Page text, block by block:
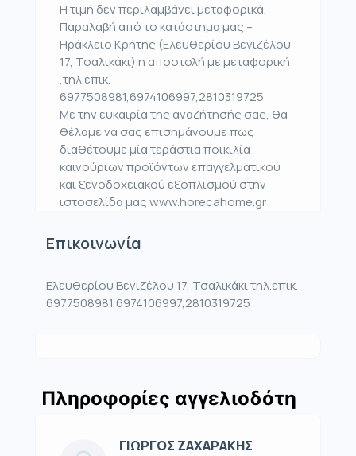
Η τιμή δεν περιλαμβάνει μεταφορικά.
Παραλαβή από το κατάστημα μας –
Ηράκλειο Κρήτης (Ελευθερίου Βενιζέλου
17, Τσαλικάκι) η αποστολή με μεταφορική
,τηλ.επικ.
6977508981,6974106997,2810319725
Με την ευκαιρία της αναζήτησής σας, θα
θέλαμε να σας επισημάνουμε πως
διαθέτουμε μία τεράστια ποικιλία
καινούριων προϊόντων επαγγελματικού
και ξενοδοχειακού εξοπλισμού στην
ιστοσελίδα μας www.horecahome.gr
Επικοινωνία
Ελευθερίου Βενιζέλου 17, Τσαλικάκι τηλ.επικ.
6977508981,6974106997,2810319725
Πληροφορίες αγγελιοδότη
ΓΙΩΡΓΟΣ ΖΑΧΑΡΑΚΗΣ